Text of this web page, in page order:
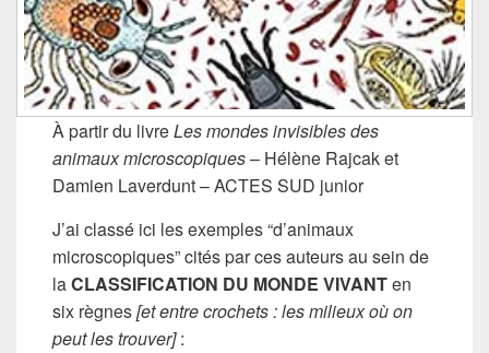
À partir du livreLes mondes invisibles des
animaux microscopiques– Hélène Rajcak et
Damien Laverdunt – ACTES SUD junior
J’ai classé ici les exemples “d’animaux
microscopiques” cités par ces auteurs au sein de
laCLASSIFICATION DU MONDE VIVANTen
six règnes[et entre crochets : les milieux où on
peut les trouver]: